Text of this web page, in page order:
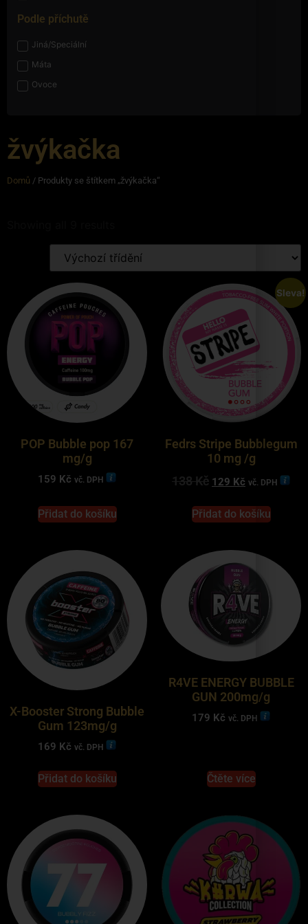
Podle příchutě
Jiná/Speciální
Máta
Ovoce
žvýkačka
Domů / Produkty se štítkem „žvýkačka“
POP Bubble pop 167
mg/g
159 Kč vč. DPH
Přidat do košíku
Sleva!
Fedrs Stripe Bubblegum
10 mg /g
138Kč 129 Kč vč. DPH
Přidat do košíku
X-Booster Strong Bubble
Gum 123mg/g
169 Kč vč. DPH
Přidat do košíku
R4VE ENERGY BUBBLE
GUN 200mg/g
179 Kč vč. DPH
Čtěte více